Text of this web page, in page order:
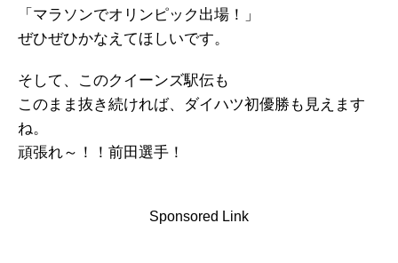
「マラソンでオリンピック出場！」
ぜひぜひかなえてほしいです。
そして、このクイーンズ駅伝も
このまま抜き続ければ、ダイハツ初優勝も見えます
ね。
頑張れ～！！前田選手！
Sponsored Link